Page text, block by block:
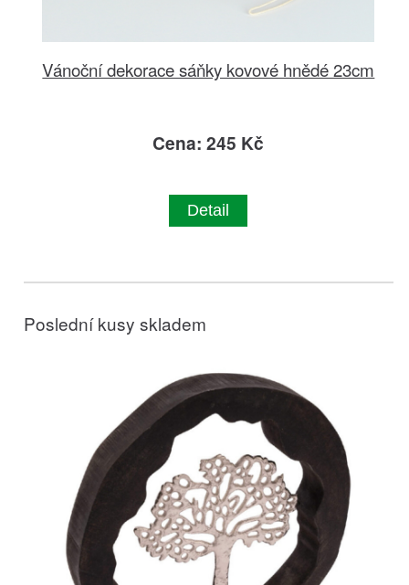
Vánoční dekorace sáňky kovové hnědé 23cm
Cena: 245 Kč
Detail
Poslední kusy skladem